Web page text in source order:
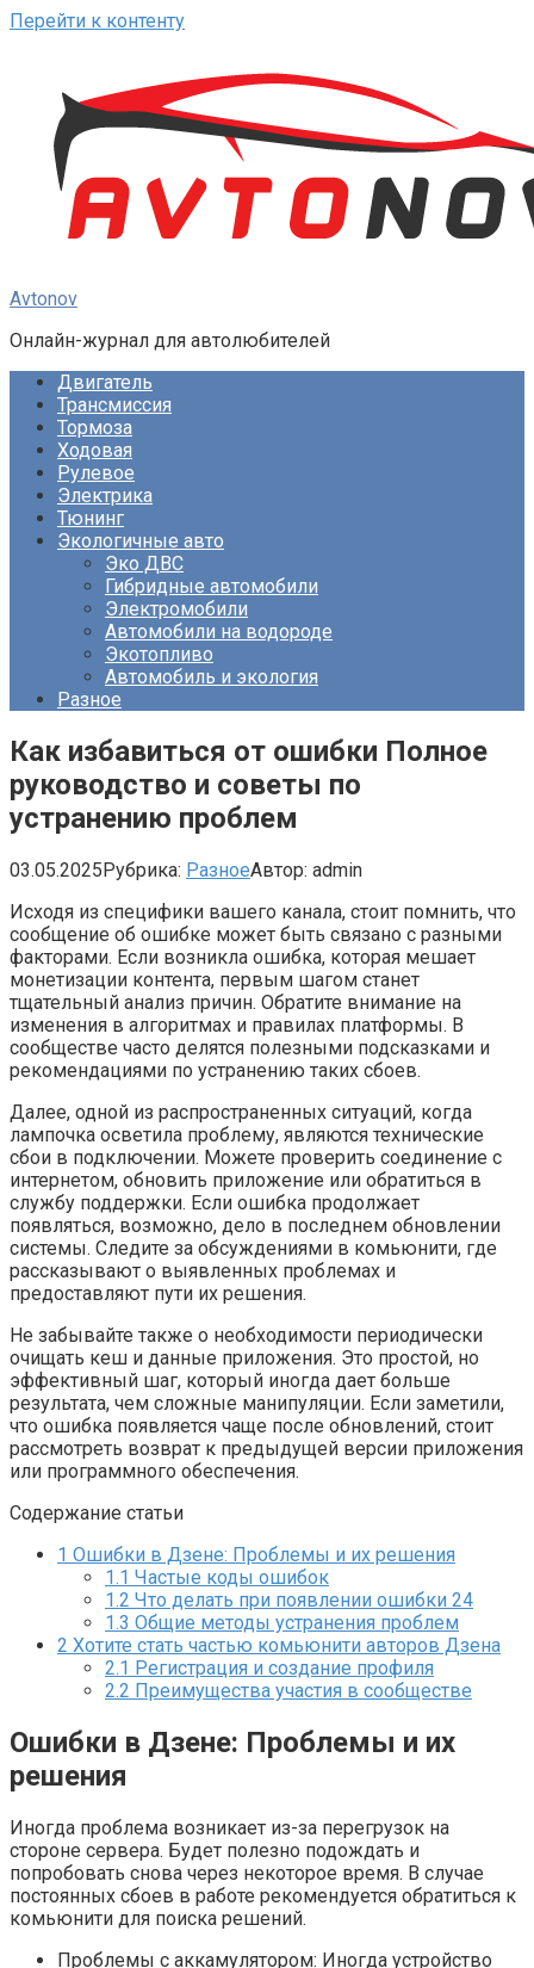
Перейти к контенту
Avtonov
Онлайн-журнал для автолюбителей
Двигатель
Трансмиссия
Тормоза
Ходовая
Рулевое
Электрика
Тюнинг
Экологичные авто
Эко ДВС
Гибридные автомобили
Электромобили
Автомобили на водороде
Экотопливо
Автомобиль и экология
Разное
Как избавиться от ошибки Полное
руководство и советы по
устранению проблем
03.05.2025Рубрика: РазноеАвтор: admin
Исходя из специфики вашего канала, стоит помнить, что
сообщение об ошибке может быть связано с разными
факторами. Если возникла ошибка, которая мешает
монетизации контента, первым шагом станет
тщательный анализ причин. Обратите внимание на
изменения в алгоритмах и правилах платформы. В
сообществе часто делятся полезными подсказками и
рекомендациями по устранению таких сбоев.
Далее, одной из распространенных ситуаций, когда
лампочка осветила проблему, являются технические
сбои в подключении. Можете проверить соединение с
интернетом, обновить приложение или обратиться в
службу поддержки. Если ошибка продолжает
появляться, возможно, дело в последнем обновлении
системы. Следите за обсуждениями в комьюнити, где
рассказывают о выявленных проблемах и
предоставляют пути их решения.
Не забывайте также о необходимости периодически
очищать кеш и данные приложения. Это простой, но
эффективный шаг, который иногда дает больше
результата, чем сложные манипуляции. Если заметили,
что ошибка появляется чаще после обновлений, стоит
рассмотреть возврат к предыдущей версии приложения
или программного обеспечения.
Содержание статьи
1 Ошибки в Дзене: Проблемы и их решения
1.1 Частые коды ошибок
1.2 Что делать при появлении ошибки 24
1.3 Общие методы устранения проблем
2 Хотите стать частью комьюнити авторов Дзена
2.1 Регистрация и создание профиля
2.2 Преимущества участия в сообществе
Ошибки в Дзене: Проблемы и их
решения
Иногда проблема возникает из-за перегрузок на
стороне сервера. Будет полезно подождать и
попробовать снова через некоторое время. В случае
постоянных сбоев в работе рекомендуется обратиться к
комьюнити для поиска решений.
Проблемы с аккамулятором: Иногда устройство